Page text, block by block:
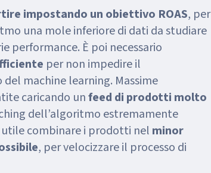
impostando un obiettivo ROAS, per
una mole inferiore di dati da studiare
performance. È poi necessario
per non impedire il
machine learning. Massime
caricando unfeed di prodotti molto
dell’algoritmo estremamente
combinare i prodotti nel minor
, per velocizzare il processo di